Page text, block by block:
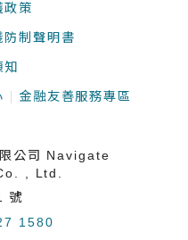
政策
防制聲明書
金融友善服務專區
公司 Navigate
, Ltd.
號
1580